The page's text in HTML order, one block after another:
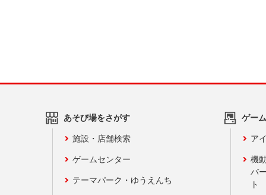
あそび場をさがす
施設・店舗検索
ゲームセンター
テーマパーク・ゆうえんち
ゲー
ア
機
バ
ト